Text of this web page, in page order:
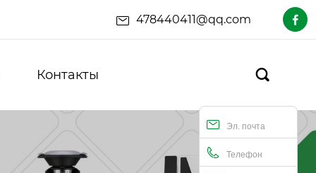
478440411@qq.com 
Контакты 
Эл. почта
Телефон